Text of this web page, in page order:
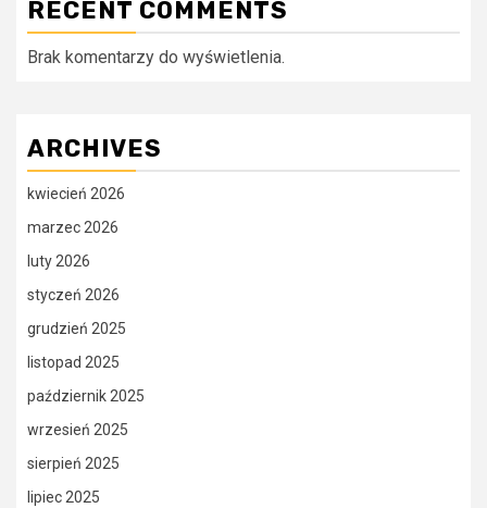
RECENT COMMENTS
Brak komentarzy do wyświetlenia.
ARCHIVES
kwiecień 2026
marzec 2026
luty 2026
styczeń 2026
grudzień 2025
listopad 2025
październik 2025
wrzesień 2025
sierpień 2025
lipiec 2025